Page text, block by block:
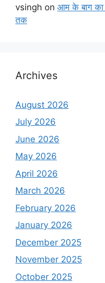
vsingh on आम के बाग
तक
Archives
August 2026
July 2026
June 2026
May 2026
April 2026
March 2026
February 2026
January 2026
December 2025
November 2025
October 2025